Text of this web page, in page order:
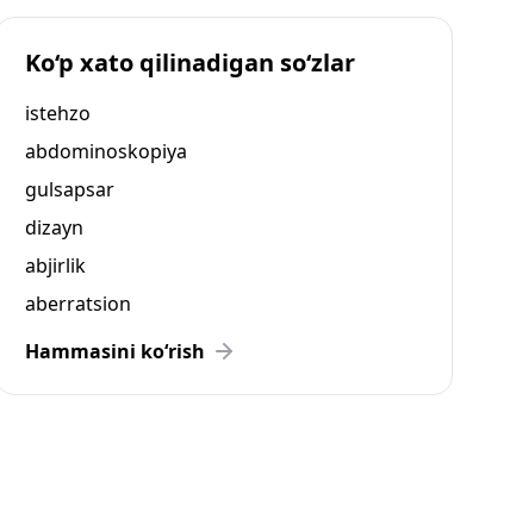
Ko‘p xato qilinadigan so‘zlar
istehzo
abdominoskopiya
gulsapsar
dizayn
abjirlik
aberratsion
Hammasini ko‘rish